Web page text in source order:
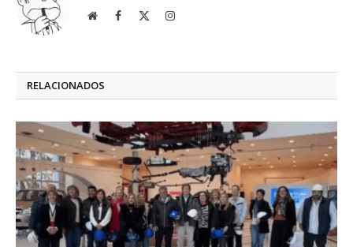
WebsiteFacebook Instagram
RELACIONADOS